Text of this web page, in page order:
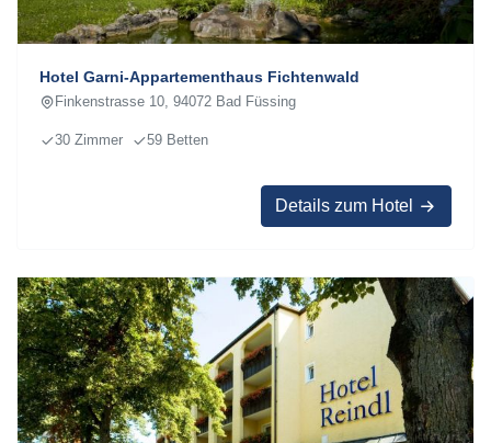
Hotel Garni-Appartementhaus Fichtenwald
Finkenstrasse 10, 94072 Bad Füssing
30 Zimmer 59 Betten
Details zum Hotel